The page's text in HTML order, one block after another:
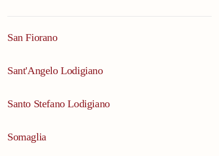
San Fiorano
Sant'Angelo Lodigiano
Santo Stefano Lodigiano
Somaglia